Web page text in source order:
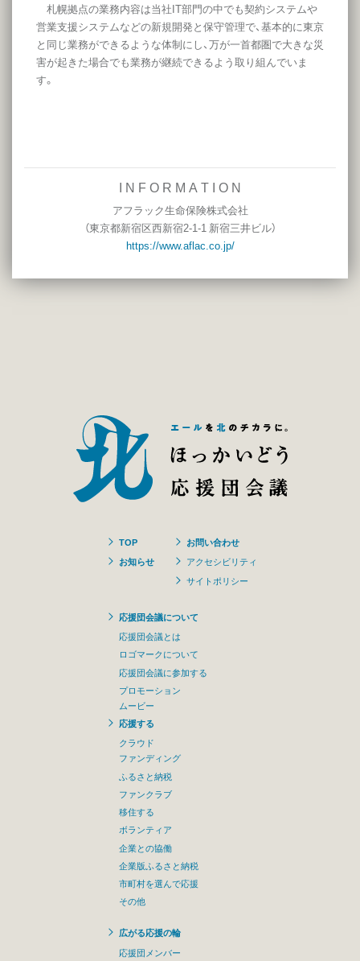
札幌拠点の業務内容は当社IT部門の中でも契約システムや
営業支援システムなどの新規開発と保守管理で、基本的に東京
と同じ業務ができるような体制にし、万が一首都圏で大きな災
害が起きた場合でも業務が継続できるよう取り組んでいま
す。
I N F O R M A T I O N
アフラック生命保険株式会社
（東京都新宿区西新宿2-1-1 新宿三井ビル）
https://www.aflac.co.jp/
TOP
お知らせ
お問い合わせ
アクセシビリティ
サイトポリシー
応援団会議について
応援団会議とは
ロゴマークについて
応援団会議に参加する
プロモーション
ムービー
応援する
クラウド
ファンディング
ふるさと納税
ファンクラブ
移住する
ボランティア
企業との協働
企業版ふるさと納税
市町村を選んで応援
その他
広がる応援の輪
応援団メンバー